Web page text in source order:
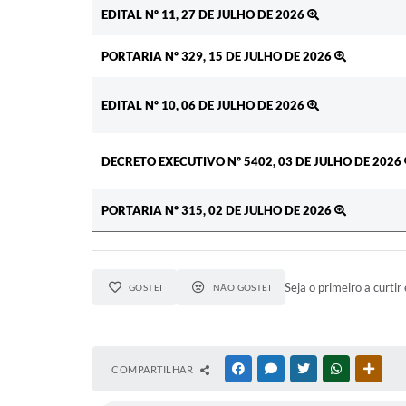
EDITAL Nº 11, 27 DE JULHO DE 2026
PORTARIA Nº 329, 15 DE JULHO DE 2026
EDITAL Nº 10, 06 DE JULHO DE 2026
DECRETO EXECUTIVO Nº 5402, 03 DE JULHO DE 2026
PORTARIA Nº 315, 02 DE JULHO DE 2026
GOSTEI NÃO GOSTEI Seja o primeiro a curtir
COMPARTILHAR FACEBOOKMESSENGER
TWITTERWHATSAPP